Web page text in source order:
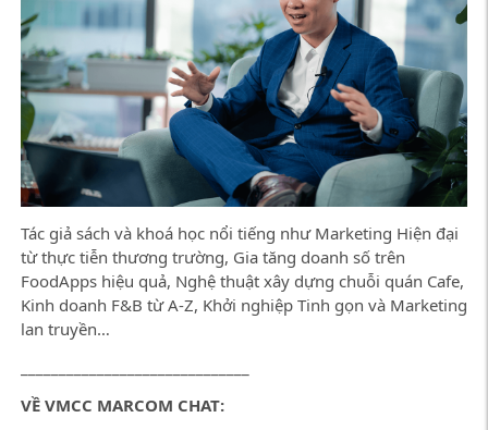
Tác giả sách và khoá học nổi tiếng như Marketing Hiện đại
từ thực tiễn thương trường, Gia tăng doanh số trên
FoodApps hiệu quả, Nghệ thuật xây dựng chuỗi quán Cafe,
Kinh doanh F&B từ A-Z, Khởi nghiệp Tinh gọn và Marketing
lan truyền…
VỀ VMCC MARCOM CHAT: